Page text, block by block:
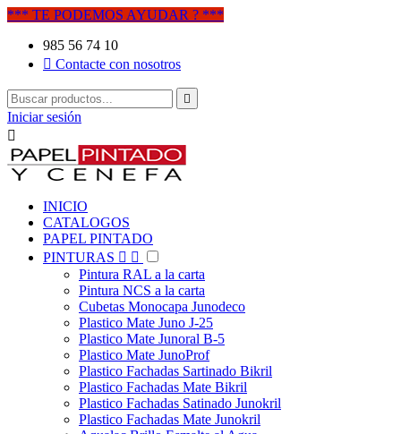
*** TE PODEMOS AYUDAR ? ***
985 56 74 10
 Contacte con nosotros

Iniciar sesión

INICIO
CATALOGOS
PAPEL PINTADO
PINTURAS  
Pintura RAL a la carta
Pintura NCS a la carta
Cubetas Monocapa Junodeco
Plastico Mate Juno J-25
Plastico Mate Junoral B-5
Plastico Mate JunoProf
Plastico Fachadas Sartinado Bikril
Plastico Fachadas Mate Bikril
Plastico Fachadas Satinado Junokril
Plastico Fachadas Mate Junokril